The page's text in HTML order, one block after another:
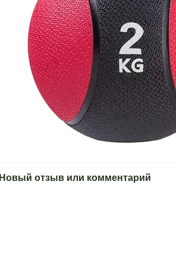
Новый отзыв или комментарий